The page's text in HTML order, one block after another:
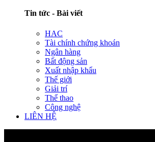
Tin tức - Bài viết
HAC
Tài chính chứng khoán
Ngân hàng
Bất động sản
Xuất nhập khẩu
Thế giới
Giải trí
Thể thao
Công nghệ
LIÊN HỆ